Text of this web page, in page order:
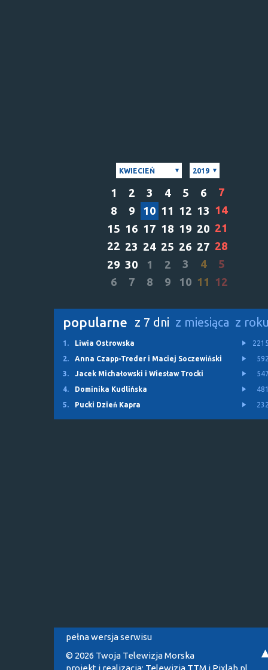
KWIECIEŃ 2019
1 2 3 4 5 6
7
8
9 10 11 12 13 14
15 16 17 18 19 20 21
22 23 24 25 26 27 28
29 30 1 2 3 4
5
6
7 8 9 10 11 12
popularne z 7 dni z miesiąca z
1. Liwia Ostrowska
2.
Anna Czapp-Treder i Maciej Soczewiński
3.
Jacek Michałowski i Wiesław Trocki
4.
Dominika Kudlińska
5.
Pucki Dzień Kapra
pełna wersja serwisu
© 2026 Twoja Telewizja Morska